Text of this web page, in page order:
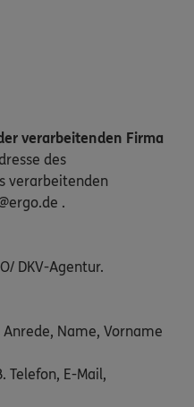
verarbeitenden Firma
des
verarbeitenden
.
DKV-Agentur.
Name, Vorname
Telefon, E-Mail,